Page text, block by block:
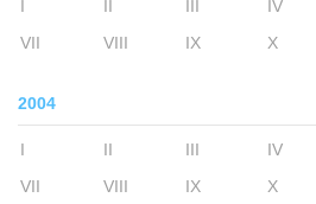
I II III IV
VII
VIII IX X
2004
I II III IV
VII
VIII IX X